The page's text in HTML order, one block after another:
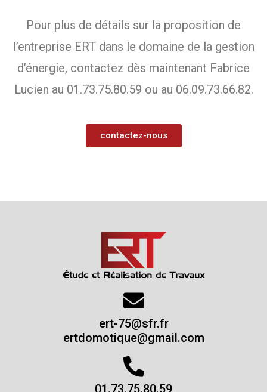
Pour plus de détails sur la proposition de
l’entreprise ERT dans le domaine de la gestion
d’énergie, contactez dès maintenant Fabrice
Lucien au 01.73.75.80.59 ou au 06.09.73.66.82.
contactez-nous
ert-75@sfr.fr
ertdomotique@gmail.com
01.73.75.80.59